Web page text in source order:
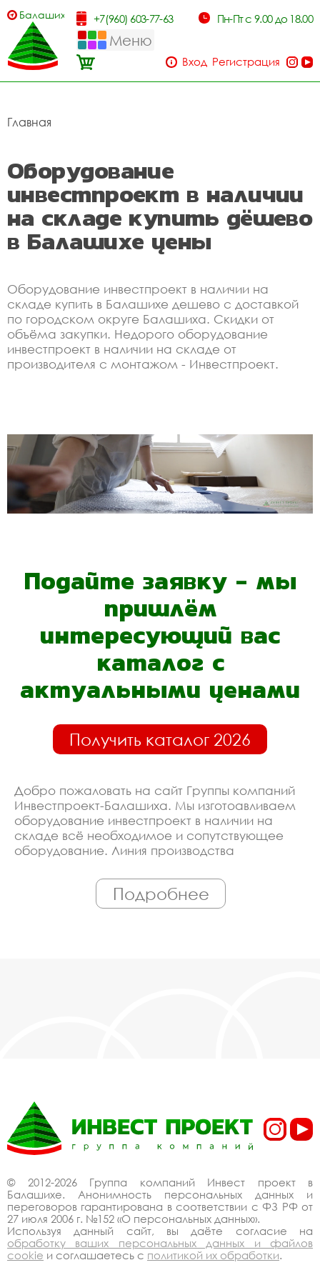
Балашиха +7(960) 603-77-63 Пн-Пт с 9.00 до 18.00
Меню
Вход Регистрация
Главная
Оборудование
инвестпроект в наличии
на складе купить дёшево
в Балашихе цены
Оборудование инвестпроект в наличии на
складе купить в Балашихе дешево с доставкой
по городском округе Балашиха. Скидки от
объёма закупки. Недорого оборудование
инвестпроект в наличии на складе от
производителя с монтажом - Инвестпроект.
Подайте заявку - мы
пришлём
интересующий вас
каталог с
актуальными ценами
Получить каталог 2026
Добро пожаловать на сайт Группы компаний
Инвестпроект-Балашиха. Мы изготоавливаем
оборудование инвестпроект в наличии на
складе всё необходимое и сопутствующее
оборудование. Линия производства
работает только квалифицированный
персонал. Поэтому Вы всегда можете
рассчитывать на исключительно высокую
проекту.
Спецпредложение от
оборудование
инвестпроект в наличии
на складе купить со
скидкой
Подробнее
© 2012-2026 Группа компаний Инвест проект в
Балашихе. Анонимность персональных данных и
переговоров гарантирована в соответствии с ФЗ РФ от
27 июля 2006 г. №152 «О персональных данных».
Используя данный сайт, вы даёте согласие на
обработку ваших персональных данных и файлов
cookie и соглашаетесь с политикой их обработки